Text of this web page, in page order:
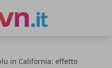
in California: effetto